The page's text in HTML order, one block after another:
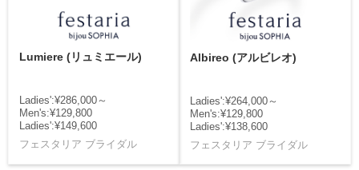
Lumiere (リュミエール)
Ladies':¥286,000～
Men's:¥129,800
Ladies':¥149,600
フェスタリア ブライダル
Albireo (アルビレオ)
Ladies':¥264,000～
Men's:¥129,800
Ladies':¥138,600
フェスタリア ブライダル